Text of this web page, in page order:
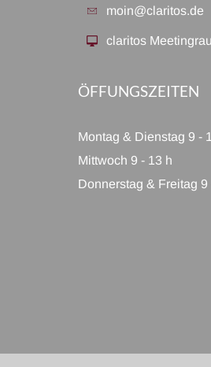
moin@claritos.de
claritos
ÖFFUNGSZEITEN
Montag & Dienstag 9 -
Mittwoch 9 - 13 h
Donnerstag & Freitag 9